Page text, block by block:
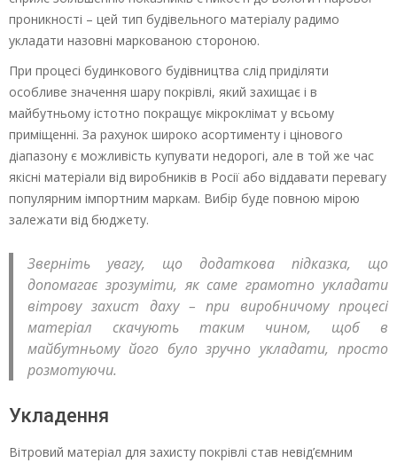
проникності – цей тип будівельного матеріалу радимо
укладати назовні маркованою стороною.
При процесі будинкового будівництва слід приділяти
особливе значення шару покрівлі, який захищає і в
майбутньому істотно покращує мікроклімат у всьому
приміщенні. За рахунок широко асортименту і цінового
діапазону є можливість купувати недорогі, але в той же час
якісні матеріали від виробників в Росії або віддавати перевагу
популярним імпортним маркам. Вибір буде повною мірою
залежати від бюджету.
Зверніть увагу, що додаткова підказка, що
допомагає зрозуміти, як саме грамотно укладати
вітрову захист даху – при виробничому процесі
матеріал скачують таким чином, щоб в
майбутньому його було зручно укладати, просто
розмотуючи.
Укладення
Вітровий матеріал для захисту покрівлі став невід’ємним